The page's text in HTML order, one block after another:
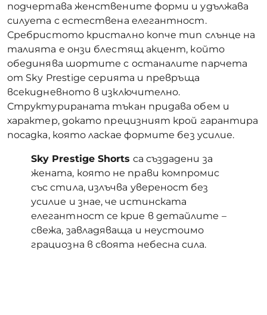
подчертава женствените форми и удължава
силуета с естествена елегантност.
Сребристото кристално копче тип слънце на
талията е онзи блестящ акцент, който
обединява шортите с останалите парчета
от Sky Prestige серията и превръща
всекидневното в изключително.
Структурираната тъкан придава обем и
характер, докато прецизният крой гарантира
посадка, която ласкае формите без усилие.
Sky Prestige Shorts са създадени за
жената, която не прави компромис
със стила, излъчва увереност без
усилие и знае, че истинската
елегантност се крие в детайлите –
свежа, завладяваща и неустоимо
грациозна в своята небесна сила.